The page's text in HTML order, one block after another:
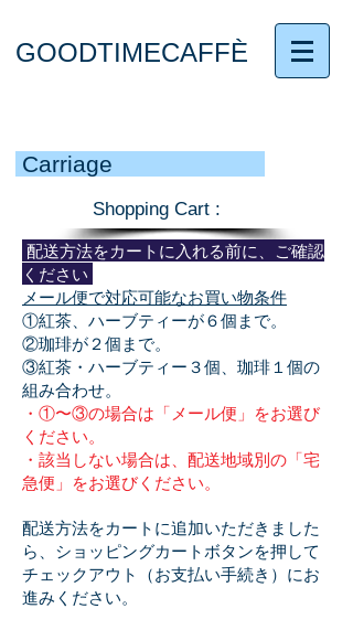
GOODTIMECAFFÈ
Carriage
Shopping Cart :
配送方法をカートに入れる前に、ご確認
ください
メール便で対応可能なお買い物条件
①紅茶、ハーブティーが６個まで。
②珈琲が２個まで。
③紅茶・ハーブティー３個、珈琲１個の
組み合わせ。
・①〜③の場合は「メール便」をお選び
ください。
・該当しない場合は、配送地域別の「宅
急便」をお選びください。
配送方法をカートに追加いただきました
ら、ショッピングカートボタンを押して
チェックアウト（お支払い手続き）にお
進みください。